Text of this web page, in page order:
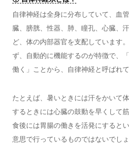
自律神経は全身に分布していて、血
臓、膀胱、性器、肺、瞳孔、心臓、
ど、体の内部器官を支配しています
ず、自動的に機能するのが特徴で、
働く」ことから、自律神経と呼ばれて
たとえば、暑いときには汗をかいて
するときには心臓の鼓動を早くして
食後には胃腸の働きを活発にすると
意思で行っているものではないでしょ